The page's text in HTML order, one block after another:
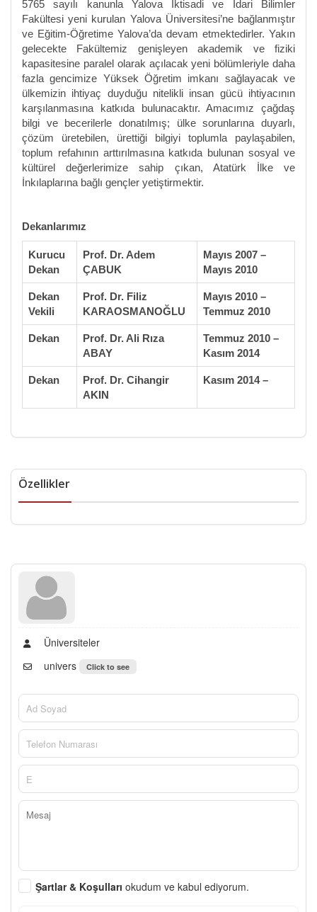
5765 sayılı kanunla Yalova İktisadi ve İdari Bilimler
Fakültesi yeni kurulan Yalova Üniversitesi’ne bağlanmıştır
ve Eğitim-Öğretime Yalova’da devam etmektedirler. Yakın
gelecekte Fakültemiz genişleyen akademik ve fiziki
kapasitesine paralel olarak açılacak yeni bölümleriyle daha
fazla gencimize Yüksek Öğretim imkanı sağlayacak ve
ülkemizin ihtiyaç duyduğu nitelikli insan gücü ihtiyacının
karşılanmasına katkıda bulunacaktır. Amacımız çağdaş
bilgi ve becerilerle donatılmış; ülke sorunlarına duyarlı,
çözüm üretebilen, ürettiği bilgiyi toplumla paylaşabilen,
toplum refahının arttırılmasına katkıda bulunan sosyal ve
kültürel değerlerimize sahip çıkan, Atatürk İlke ve
İnkılaplarına bağlı gençler yetiştirmektir.
Dekanlarımız
Kurucu
Dekan
Prof. Dr. Adem
ÇABUK
Mayıs 2007 –
Mayıs 2010
Dekan
Vekili
Prof. Dr. Filiz
KARAOSMANOĞLU
Mayıs 2010 –
Temmuz 2010
Dekan
Prof. Dr. Ali Rıza
ABAY
Temmuz 2010 –
Kasım 2014
Dekan
Prof. Dr. Cihangir
AKIN
Kasım 2014 –
Özellikler
Üniversiteler
univers
Click to see
Şartlar & Koşulları okudum ve kabul ediyorum.